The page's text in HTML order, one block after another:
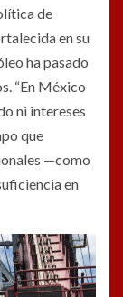
de
en su
ha pasado
“En México
ni intereses
que
—como
en